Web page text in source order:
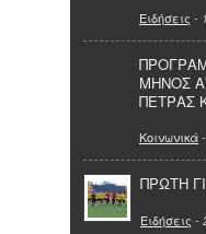
Ειδήσεις -
ΜΗΝΟΣ
ΠΕΤΡΑΣ
Κοινωνικά-
ΠΡΩΤΗ
Ειδήσεις -